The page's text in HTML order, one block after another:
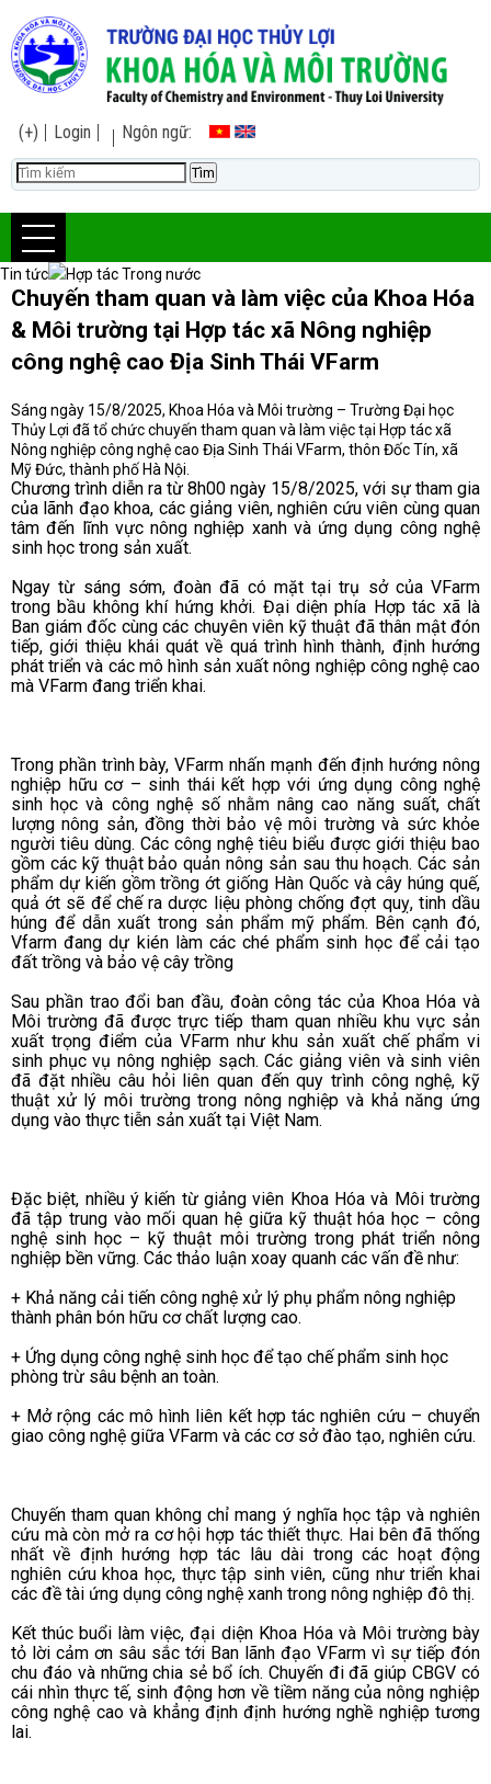
(+) Login Ngôn ngữ:
Tin tức Hợp tác Trong nước
Chuyến tham quan và làm việc của Khoa Hóa
& Môi trường tại Hợp tác xã Nông nghiệp
công nghệ cao Địa Sinh Thái VFarm
Sáng ngày 15/8/2025, Khoa Hóa và Môi trường – Trường Đại học
Thủy Lợi đã tổ chức chuyến tham quan và làm việc tại Hợp tác xã
Nông nghiệp công nghệ cao Địa Sinh Thái VFarm, thôn Đốc Tín, xã
Mỹ Đức, thành phố Hà Nội.
Chương trình diễn ra từ 8h00 ngày 15/8/2025, với sự tham gia
của lãnh đạo khoa, các giảng viên, nghiên cứu viên cùng quan
tâm đến lĩnh vực nông nghiệp xanh và ứng dụng công nghệ
sinh học trong sản xuất.
Ngay từ sáng sớm, đoàn đã có mặt tại trụ sở của VFarm
trong bầu không khí hứng khởi. Đại diện phía Hợp tác xã là
Ban giám đốc cùng các chuyên viên kỹ thuật đã thân mật đón
tiếp, giới thiệu khái quát về quá trình hình thành, định hướng
phát triển và các mô hình sản xuất nông nghiệp công nghệ cao
mà VFarm đang triển khai.
Trong phần trình bày, VFarm nhấn mạnh đến định hướng nông
nghiệp hữu cơ – sinh thái kết hợp với ứng dụng công nghệ
sinh học và công nghệ số nhằm nâng cao năng suất, chất
lượng nông sản, đồng thời bảo vệ môi trường và sức khỏe
người tiêu dùng. Các công nghệ tiêu biểu được giới thiệu bao
gồm các kỹ thuật bảo quản nông sản sau thu hoạch. Các sản
phẩm dự kiến gồm trồng ớt giống Hàn Quốc và cây húng quế,
quả ớt sẽ để chế ra dược liệu phòng chống đợt quỵ, tinh dầu
húng để dẫn xuất trong sản phẩm mỹ phẩm. Bên cạnh đó,
Vfarm đang dự kién làm các ché phẩm sinh học để cải tạo
đất trồng và bảo vệ cây trồng
Sau phần trao đổi ban đầu, đoàn công tác của Khoa Hóa và
Môi trường đã được trực tiếp tham quan nhiều khu vực sản
xuất trọng điểm của VFarm như khu sản xuất chế phẩm vi
sinh phục vụ nông nghiệp sạch. Các giảng viên và sinh viên
đã đặt nhiều câu hỏi liên quan đến quy trình công nghệ, kỹ
thuật xử lý môi trường trong nông nghiệp và khả năng ứng
dụng vào thực tiễn sản xuất tại Việt Nam.
Đặc biệt, nhiều ý kiến từ giảng viên Khoa Hóa và Môi trường
đã tập trung vào mối quan hệ giữa kỹ thuật hóa học – công
nghệ sinh học – kỹ thuật môi trường trong phát triển nông
nghiệp bền vững. Các thảo luận xoay quanh các vấn đề như:
+ Khả năng cải tiến công nghệ xử lý phụ phẩm nông nghiệp
thành phân bón hữu cơ chất lượng cao.
+ Ứng dụng công nghệ sinh học để tạo chế phẩm sinh học
phòng trừ sâu bệnh an toàn.
+ Mở rộng các mô hình liên kết hợp tác nghiên cứu – chuyển
giao công nghệ giữa VFarm và các cơ sở đào tạo, nghiên cứu.
Chuyến tham quan không chỉ mang ý nghĩa học tập và nghiên
cứu mà còn mở ra cơ hội hợp tác thiết thực. Hai bên đã thống
nhất về định hướng hợp tác lâu dài trong các hoạt động
nghiên cứu khoa học, thực tập sinh viên, cũng như triển khai
các đề tài ứng dụng công nghệ xanh trong nông nghiệp đô thị.
Kết thúc buổi làm việc, đại diện Khoa Hóa và Môi trường bày
tỏ lời cảm ơn sâu sắc tới Ban lãnh đạo VFarm vì sự tiếp đón
chu đáo và những chia sẻ bổ ích. Chuyến đi đã giúp CBGV có
cái nhìn thực tế, sinh động hơn về tiềm năng của nông nghiệp
công nghệ cao và khẳng định định hướng nghề nghiệp tương
lai.